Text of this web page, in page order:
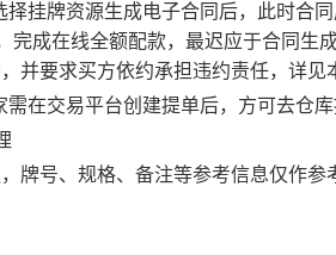
挂牌资源生成电子合同后，此时合
完成在线全额配款，最迟应于合同
并要求买方依约承担违约责任，详见
需在交易平台创建提单后，方可去仓
牌号、规格、备注等参考信息仅作